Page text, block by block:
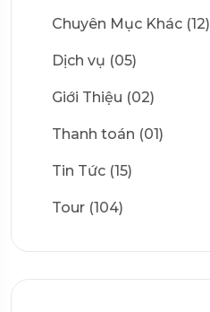
Chuyên Mục Khác (12)
Dịch vụ (05)
Giới Thiệu (02)
Thanh toán (01)
Tin Tức (15)
Tour (104)